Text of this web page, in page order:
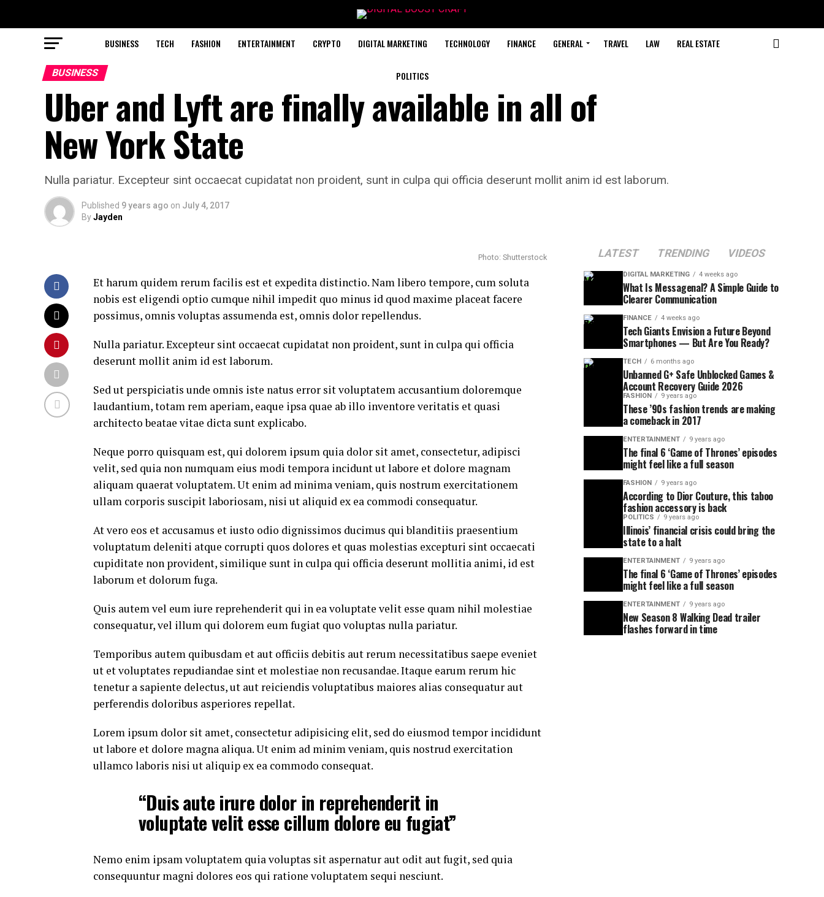
BUSINESS TECH FASHION ENTERTAINMENT CRYPTO DIGITAL MARKETING TECHNOLOGY FINANCE GENERAL TRAVEL LAW REAL ESTATE
POLITICS
BUSINESS
Uber and Lyft are finally available in all of
New York State
Nulla pariatur. Excepteur sint occaecat cupidatat non proident, sunt in culpa qui officia deserunt mollit anim id est laborum.
Published 9 years ago on July 4, 2017
ByJayden
Photo: Shutterstock
Et harum quidem rerum facilis est et expedita distinctio. Nam libero tempore, cum soluta
nobis est eligendi optio cumque nihil impedit quo minus id quod maxime placeat facere
possimus, omnis voluptas assumenda est, omnis dolor repellendus.
Nulla pariatur. Excepteur sint occaecat cupidatat non proident, sunt in culpa qui officia
deserunt mollit anim id est laborum.
Sed ut perspiciatis unde omnis iste natus error sit voluptatem accusantium doloremque
laudantium, totam rem aperiam, eaque ipsa quae ab illo inventore veritatis et quasi
architecto beatae vitae dicta sunt explicabo.
Neque porro quisquam est, qui dolorem ipsum quia dolor sit amet, consectetur, adipisci
velit, sed quia non numquam eius modi tempora incidunt ut labore et dolore magnam
aliquam quaerat voluptatem. Ut enim ad minima veniam, quis nostrum exercitationem
ullam corporis suscipit laboriosam, nisi ut aliquid ex ea commodi consequatur.
At vero eos et accusamus et iusto odio dignissimos ducimus qui blanditiis praesentium
voluptatum deleniti atque corrupti quos dolores et quas molestias excepturi sint occaecati
cupiditate non provident, similique sunt in culpa qui officia deserunt mollitia animi, id est
laborum et dolorum fuga.
Quis autem vel eum iure reprehenderit qui in ea voluptate velit esse quam nihil molestiae
consequatur, vel illum qui dolorem eum fugiat quo voluptas nulla pariatur.
Temporibus autem quibusdam et aut officiis debitis aut rerum necessitatibus saepe eveniet
ut et voluptates repudiandae sint et molestiae non recusandae. Itaque earum rerum hic
tenetur a sapiente delectus, ut aut reiciendis voluptatibus maiores alias consequatur aut
perferendis doloribus asperiores repellat.
Lorem ipsum dolor sit amet, consectetur adipisicing elit, sed do eiusmod tempor incididunt
ut labore et dolore magna aliqua. Ut enim ad minim veniam, quis nostrud exercitation
ullamco laboris nisi ut aliquip ex ea commodo consequat.
“Duis aute irure dolor in reprehenderit in
voluptate velit esse cillum dolore eu fugiat”
Nemo enim ipsam voluptatem quia voluptas sit aspernatur aut odit aut fugit, sed quia
consequuntur magni dolores eos qui ratione voluptatem sequi nesciunt.
LATEST TRENDING VIDEOS
DIGITAL MARKETING 4 weeks ago
What Is Messagenal? A Simple Guide to
Clearer Communication
FINANCE 4 weeks ago
Tech Giants Envision a Future Beyond
Smartphones — But Are You Ready?
TECH 6 months ago
Unbanned G+ Safe Unblocked Games &
Account Recovery Guide 2026
FASHION 9 years ago
These ’90s fashion trends are making
a comeback in 2017
ENTERTAINMENT 9 years ago
The final 6 ‘Game of Thrones’ episodes
might feel like a full season
FASHION 9 years ago
According to Dior Couture, this taboo
fashion accessory is back
POLITICS 9 years ago
Illinois’ financial crisis could bring the
state to a halt
ENTERTAINMENT 9 years ago
The final 6 ‘Game of Thrones’ episodes
might feel like a full season
ENTERTAINMENT 9 years ago
New Season 8 Walking Dead trailer
flashes forward in time